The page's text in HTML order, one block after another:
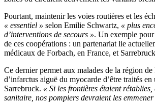
Pourtant, maintenir les voies routières et les
« essentiel » selon Emilie Schwartz, « plus
d’interventions de secours ». Un exemple
de ces coopérations : un partenariat lie
médicaux de Forbach, en France, et
Ce dernier permet aux malades de la région de
d’infarctus aiguë du myocarde d’être traités
Sarrebruck. « Si les frontières étaient
sanitaire, nos pompiers devraient les